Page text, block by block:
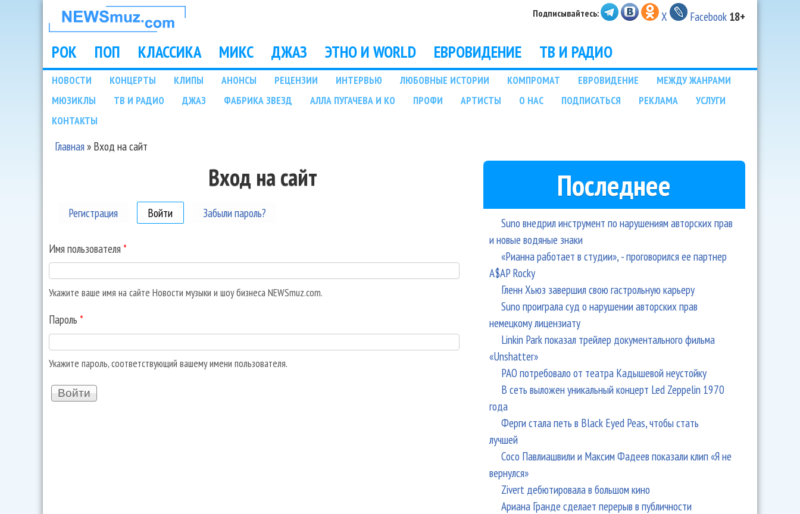
НОВОСТИ
МУЗЫКИ И
ШОУ БИЗНЕСА
NEWSMUZ.COM
Подписывайтесь: X Facebook 18+
Main menu
РОК ПОП КЛАССИКА МИКС ДЖАЗ ЭТНО И WORLD ЕВРОВИДЕНИЕ ТВ И РАДИО
Подразделы
НОВОСТИ КОНЦЕРТЫ КЛИПЫ АНОНСЫ РЕЦЕНЗИИ ИНТЕРВЬЮ ЛЮБОВНЫЕ ИСТОРИИ КОМПРОМАТ ЕВРОВИДЕНИЕ
МЕЖДУ ЖАНРАМИ
МЮЗИКЛЫ
ТВ И РАДИО ДЖАЗ ФАБРИКА ЗВЕЗД АЛЛА ПУГАЧЕВА И КО ПРОФИ АРТИСТЫ О НАС ПОДПИСАТЬСЯ РЕКЛАМА
УСЛУГИ
КОНТАКТЫ
Вы здесь
Главная» Вход на сайт
Вход на сайт
Регистрация Войти (активная вкладка)
Забыли пароль?
Имя пользователя *
Укажите ваше имя на сайте Новости музыки и шоу бизнеса NEWSmuz.com.
Пароль *
Укажите пароль, соответствующий вашему имени пользователя.
Последнее
Suno внедрил инструмент по нарушениям авторских прав
и новые водяные знаки
«Рианна работает в студии», - проговорился ее партнер
A$AP Rocky
Гленн Хьюз завершил свою гастрольную карьеру
Suno проиграла суд о нарушении авторских прав
немецкому лицензиату
Linkin Park показал трейлер документального фильма
«Unshatter»
РАО потребовало от театра Кадышевой неустойку
В сеть выложен уникальный концерт Led Zeppelin 1970
года
Ферги стала петь в Black Eyed Peas, чтобы стать
лучшей
Сосо Павлиашвили и Максим Фадеев показали клип «Я не
вернулся»
Zivert дебютировала в большом кино
Ариана Гранде сделает перерыв в публичности